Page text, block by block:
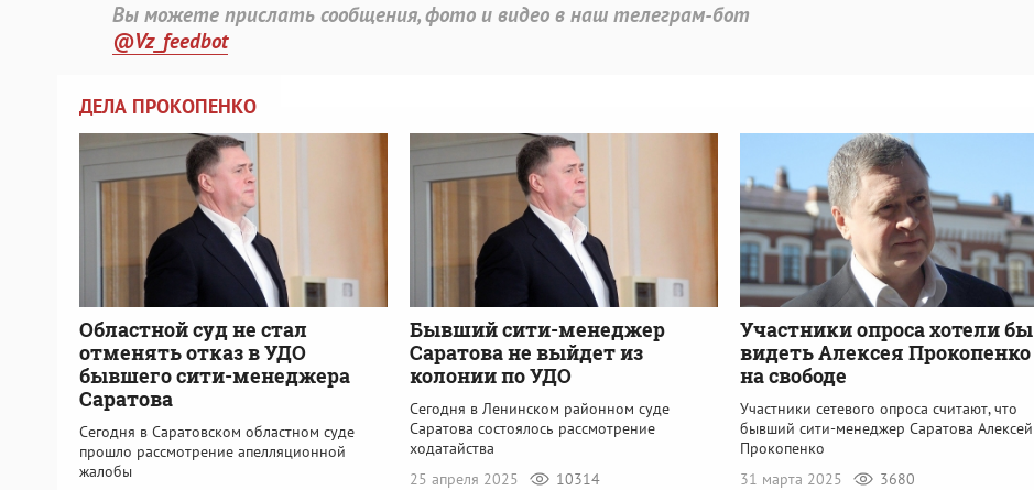
Вы можете прислать сообщения, фото и видео в наш телеграм-бот
@Vz_feedbot
ДЕЛА ПРОКОПЕНКО
Областной суд не стал
отменять отказ в УДО
бывшего сити-менеджера
Саратова
Сегодня в Саратовском областном суде
прошло рассмотрение апелляционной
жалобы
Бывший сити-менеджер
Саратова не выйдет из
колонии по УДО
Сегодня в Ленинском районном суде
Саратова состоялось рассмотрение
ходатайства
25 апреля 2025
10314
Участники опроса хотели бы
видеть Алексея Прокопенко
на свободе
Участники сетевого опроса считают, что
бывший сити-менеджер Саратова Алексей
Прокопенко
31 марта 2025
3680